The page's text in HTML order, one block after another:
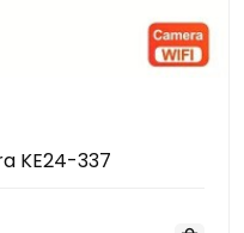
KE24-337